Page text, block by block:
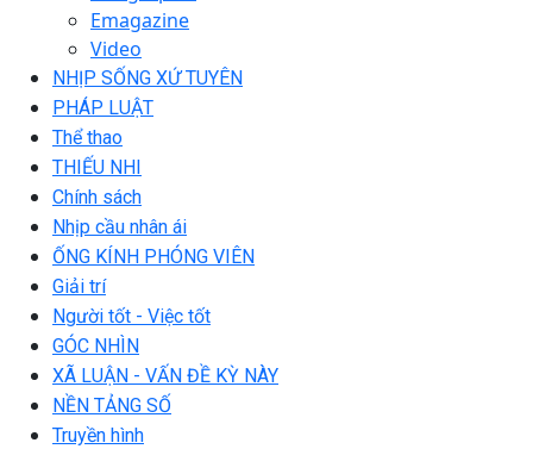
Emagazine
Video
NHỊP SỐNG XỨ TUYÊN
PHÁP LUẬT
Thể thao
THIẾU NHI
Chính sách
Nhịp cầu nhân ái
ỐNG KÍNH PHÓNG VIÊN
Giải trí
Người tốt - Việc tốt
GÓC NHÌN
XÃ LUẬN - VẤN ĐỀ KỲ NÀY
NỀN TẢNG SỐ
Truyền hình